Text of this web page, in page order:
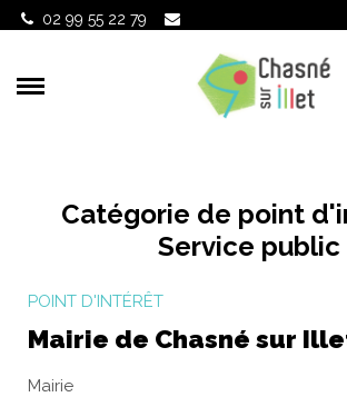
Gestion des traceurs
02 99 55 22 79
Catégorie de point
Service public
POINT D'INTÉRÊT
Mairie de Chasné sur
Mairie